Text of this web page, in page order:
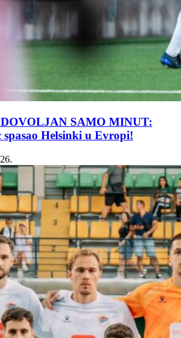
SAMO MINUT:
Helsinki u Evropi!